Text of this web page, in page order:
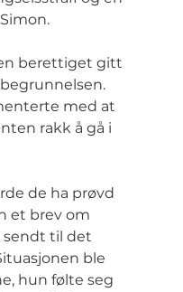
berettiget gitt
med at
rakk å gå i
de ha prøvd
et brev om
sendt til det
ble
hun følte seg